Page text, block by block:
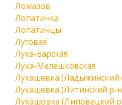
Ломазов
Лопатинка
Лопатинцы
Луговая
Лука-Барская
Лука-Мелешковская
Лукашевка (Ладыжинский
Лукашевка (Литинский р-
Лукашовка (Липовецкий